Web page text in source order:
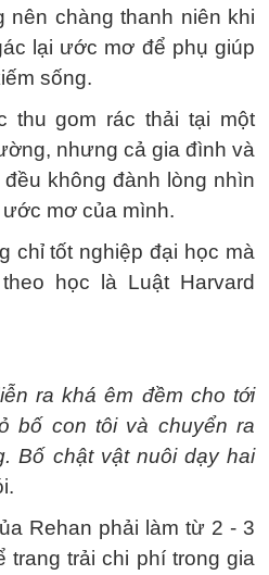
nên chàng thanh niên khi
lại ước mơ để phụ giúp
sống.
thu gom rác thải tại một
nhưng cả gia đình và
không đành lòng nhìn
mơ của mình.
chỉ tốt nghiệp đại học mà
học là Luật Harvard
ra khá êm đềm cho tới
bố con tôi và chuyển ra
Bố chật vật nuôi dạy hai
Rehan phải làm từ 2 - 3
trang trải chi phí trong gia